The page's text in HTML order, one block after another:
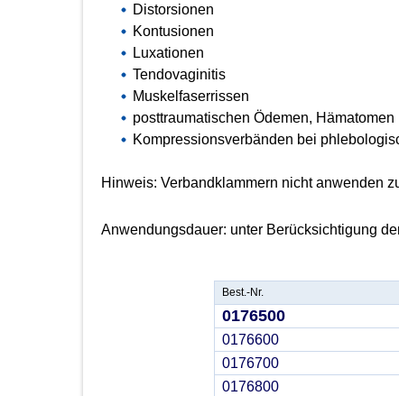
Distorsionen
Kontusionen
Luxationen
Tendovaginitis
Muskelfaserrissen
posttraumatischen Ödemen, Hämatomen
Kompressionsverbänden bei
Hinweis: Verbandklammern nicht anwenden
Anwendungsdauer: unter Berücksichtigung
Best.-Nr.
0176500
0176600
0176700
0176800